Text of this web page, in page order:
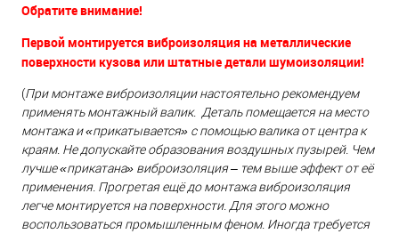
Обратите внимание!
Первой монтируется виброизоляция на металлические
поверхности кузова или штатные детали шумоизоляции!
(При монтаже виброизоляции настоятельно рекомендуем
применять монтажный валик. Деталь помещается на место
монтажа и «прикатывается» с помощью валика от центра к
краям. Не допускайте образования воздушных пузырей. Чем
лучше «прикатана» виброизоляция – тем выше эффект от её
применения. Прогретая ещё до монтажа виброизоляция
легче монтируется на поверхности. Для этого можно
воспользоваться промышленным феном. Иногда требуется